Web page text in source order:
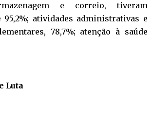
e correio, tiveram
95,2%; atividades administrativas e
78,7%; atenção à saúde
Luta